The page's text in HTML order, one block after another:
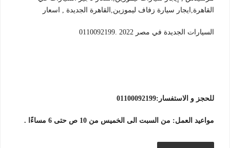
القاهرة,ايجار سيارة زفاف ليموزين,القاهرة الجديدة , اسعار
السيارات الجديدة في مصر 2022 .0110092199
للحجز و الاستفسار:01100092199
مواعيد العمل: من السبت الى الخميس من 10 ص حتى 6 مساءًا .